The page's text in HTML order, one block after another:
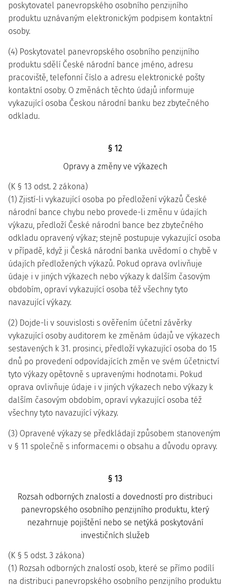
poskytovatel panevropského osobního penzijního
produktu uznávaným elektronickým podpisem kontaktní
osoby.
(4) Poskytovatel panevropského osobního penzijního
produktu sdělí České národní bance jméno, adresu
pracoviště, telefonní číslo a adresu elektronické pošty
kontaktní osoby. O změnách těchto údajů informuje
vykazující osoba Českou národní banku bez zbytečného
odkladu.
§ 12
Opravy a změny ve výkazech
(K § 13 odst. 2 zákona)
(1) Zjistí-li vykazující osoba po předložení výkazů České
národní bance chybu nebo provede-li změnu v údajích
výkazu, předloží České národní bance bez zbytečného
odkladu opravený výkaz; stejně postupuje vykazující osoba
v případě, když ji Česká národní banka uvědomí o chybě v
údajích předložených výkazů. Pokud oprava ovlivňuje
údaje i v jiných výkazech nebo výkazy k dalším časovým
obdobím, opraví vykazující osoba též všechny tyto
navazující výkazy.
(2) Dojde-li v souvislosti s ověřením účetní závěrky
vykazující osoby auditorem ke změnám údajů ve výkazech
sestavených k 31. prosinci, předloží vykazující osoba do 15
dnů po provedení odpovídajících změn ve svém účetnictví
tyto výkazy opětovně s upravenými hodnotami. Pokud
oprava ovlivňuje údaje i v jiných výkazech nebo výkazy k
dalším časovým obdobím, opraví vykazující osoba též
všechny tyto navazující výkazy.
(3) Opravené výkazy se předkládají způsobem stanoveným
v § 11 společně s informacemi o obsahu a důvodu opravy.
§ 13
Rozsah odborných znalostí a dovedností pro distribuci
panevropského osobního penzijního produktu, který
nezahrnuje pojištění nebo se netýká poskytování
investičních služeb
(K § 5 odst. 3 zákona)
(1) Rozsah odborných znalostí osob, které se přímo podílí
na distribuci panevropského osobního penzijního produktu